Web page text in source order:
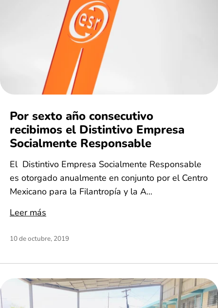
Por sexto año consecutivo
recibimos el Distintivo Empresa
Socialmente Responsable
El Distintivo Empresa Socialmente Responsable
es otorgado anualmente en conjunto por el Centro
Mexicano para la Filantropía y la A...
Leer más
10 de octubre, 2019